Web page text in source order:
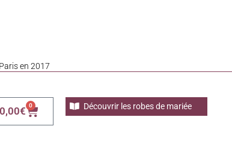
en 2017
0,00€ 0 Découvrir les robes de mariée